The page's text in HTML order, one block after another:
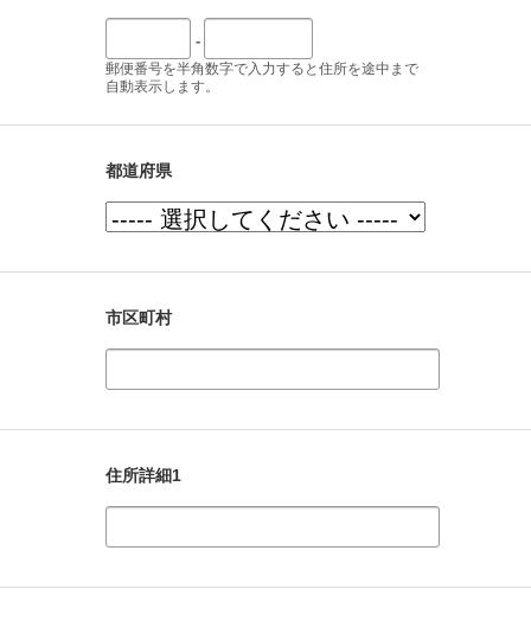
-
郵便番号を半角数字で入力すると住所を途中まで
自動表示します。
都道府県
市区町村
住所詳細1